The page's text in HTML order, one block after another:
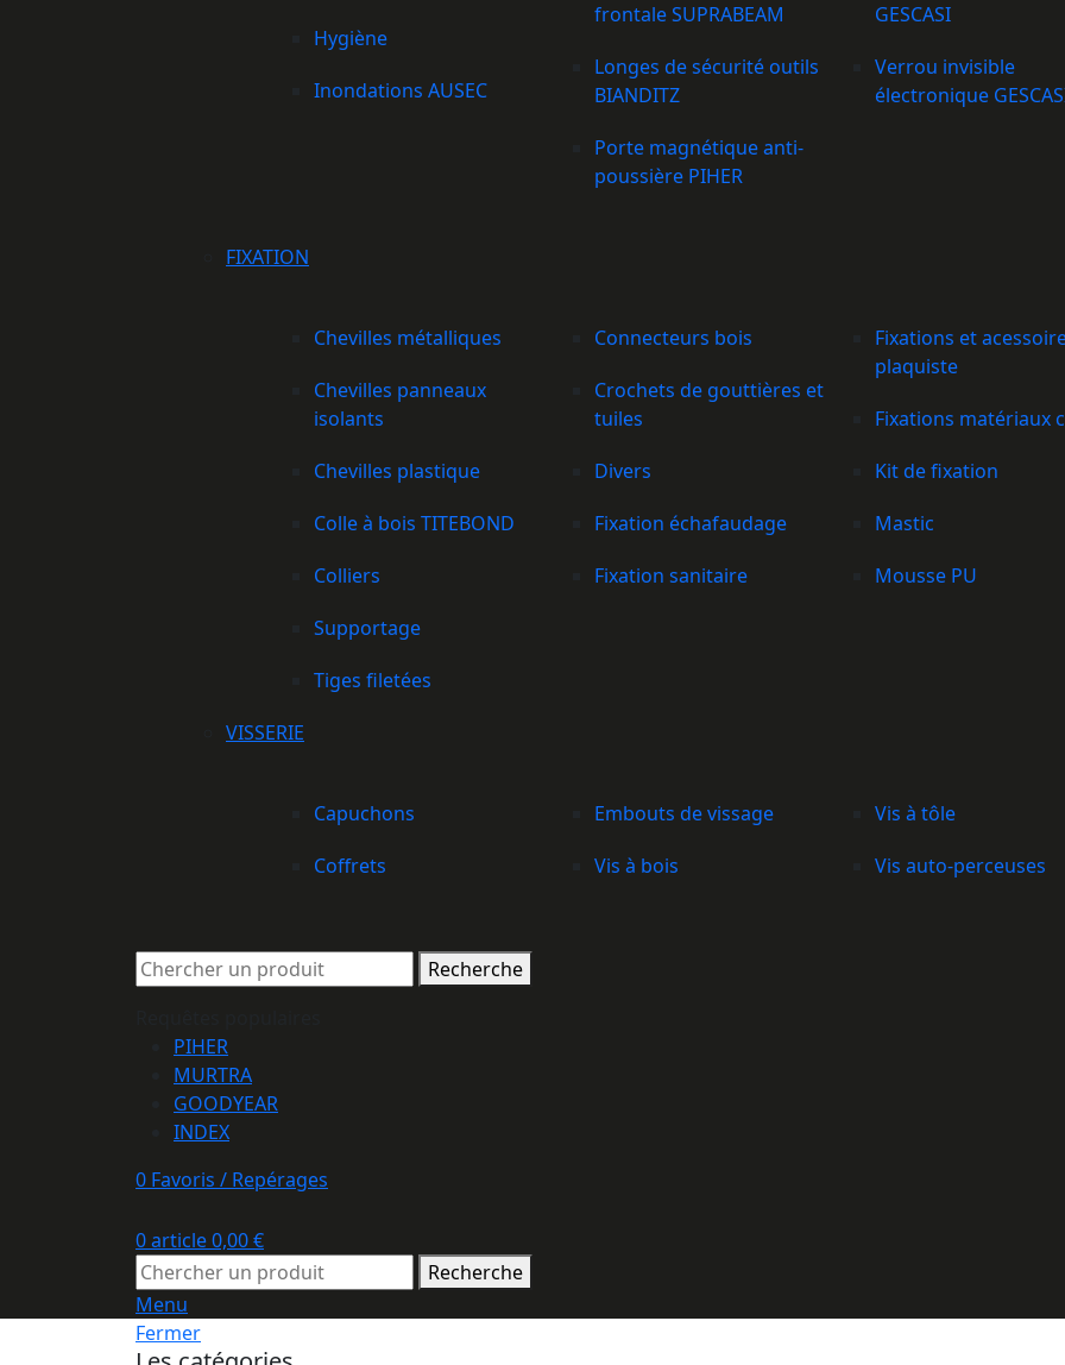
Hygiène
Inondations AUSEC
frontale SUPRABEAM
Longes de sécurité outils
BIANDITZ
Porte magnétique anti-
poussière PIHER
GESCASI
Verrou invisible
électronique
FIXATION
Chevilles métalliques
Chevilles panneaux
isolants
Chevilles plastique
Colle à bois TITEBOND
Colliers
Connecteurs bois
Crochets de gouttières et
tuiles
Divers
Fixation échafaudage
Fixation sanitaire
Fixations et
plaquiste
Fixations matériaux
Kit de fixation
Mastic
Mousse PU
Supportage
Tiges filetées
VISSERIE
Capuchons
Coffrets
Embouts de vissage
Vis à bois
Vis à tôle
Vis auto-perceuses
Recherche
PIHER
MURTRA
GOODYEAR
INDEX
0 Favoris / Repérages
0article0,00€
Recherche
Menu
Fermer